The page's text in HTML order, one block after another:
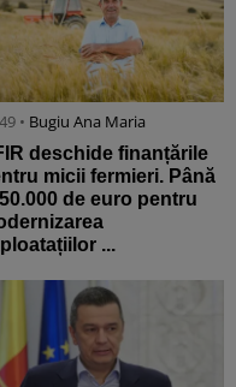
• Bugiu ⁠Ana Maria
deschide finanțările
micii fermieri. Până
50.000 de euro pentru
...